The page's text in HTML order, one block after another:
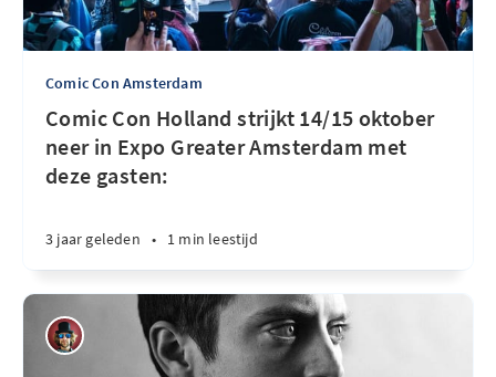
Comic Con Amsterdam
Comic Con Holland strijkt 14/15 oktober
neer in Expo Greater Amsterdam met
deze gasten:
3 jaar geleden • 1 min leestijd